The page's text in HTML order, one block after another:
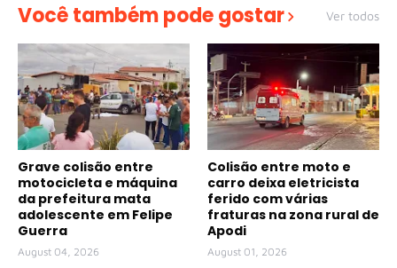
Você também pode gostar Ver todos
Grave colisão entre
motocicleta e máquina
da prefeitura mata
adolescente em Felipe
Guerra
August 04, 2026
Colisão entre moto e
carro deixa eletricista
ferido com várias
fraturas na zona rural de
Apodi
August 01, 2026